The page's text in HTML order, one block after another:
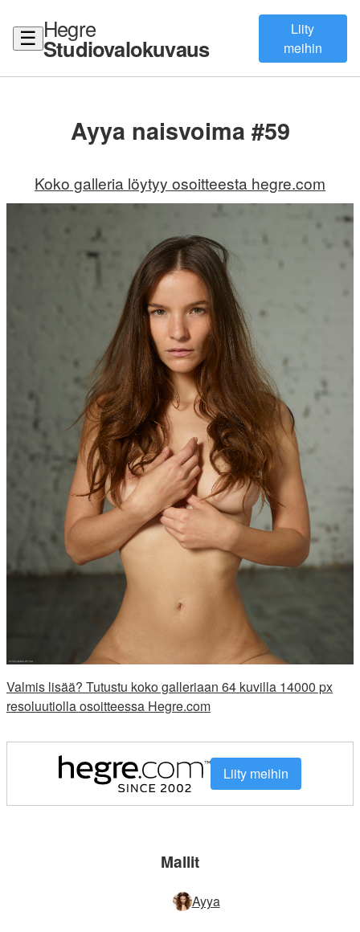
☰ Hegre
Studiovalokuvaus
Liity
meihin
Ayya naisvoima #59
Koko galleria löytyy osoitteesta hegre.com
Valmis lisää? Tutustu koko galleriaan 64 kuvilla 14000 px
resoluutiolla osoitteessa Hegre.com
Liity meihin
Mallit
Ayya